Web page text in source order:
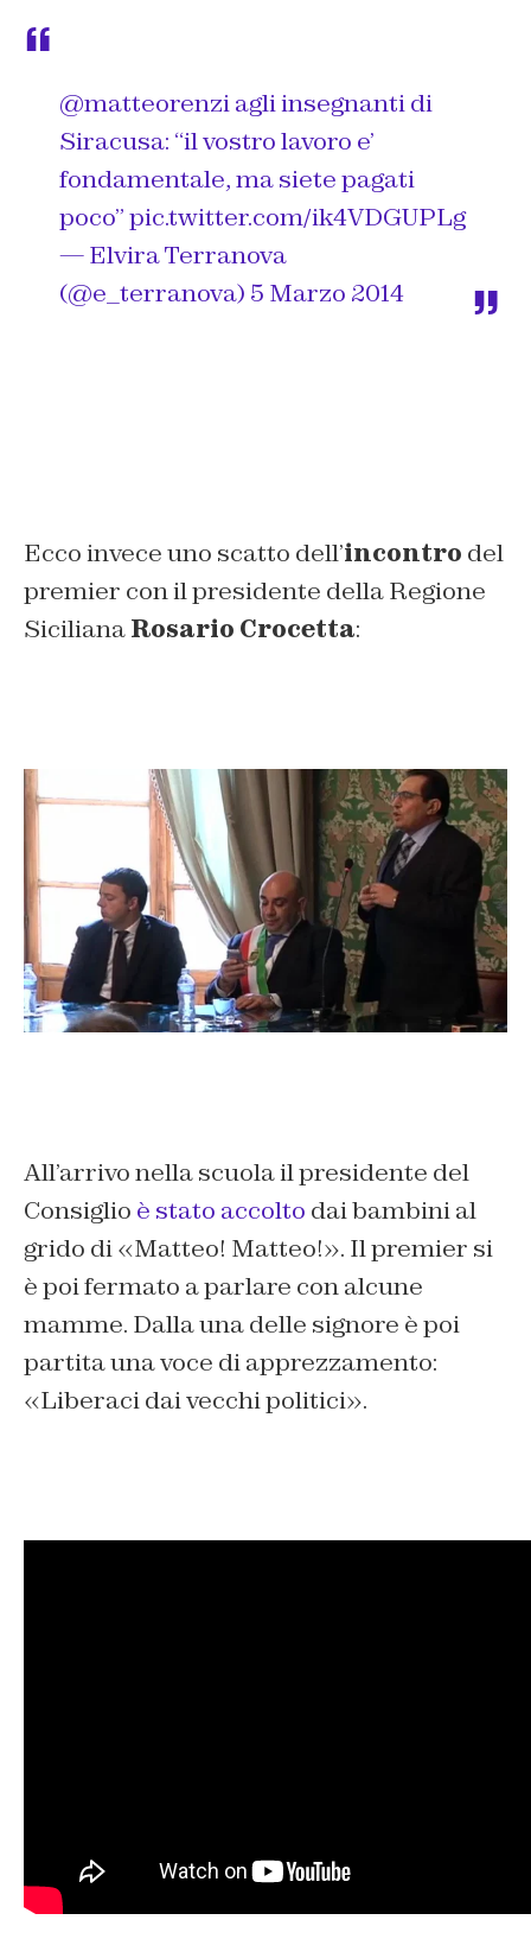
@matteorenziagli insegnanti di
Siracusa: “il vostro lavoro e’
fondamentale, ma siete pagati
poco”pic.twitter.com/ik4VDGUPLg
— Elvira Terranova
(@e_terranova) 5 Marzo 2014
Ecco invece uno scatto dell’incontro del
premier con il presidente della Regione
SicilianaRosario Crocetta:
All’arrivo nella scuola il presidente del
Consiglio è stato accolto dai bambini al
grido di «Matteo! Matteo!». Il premier si
è poi fermato a parlare con alcune
mamme. Dalla una delle signore è poi
partita una voce di apprezzamento:
«Liberaci dai vecchi politici».